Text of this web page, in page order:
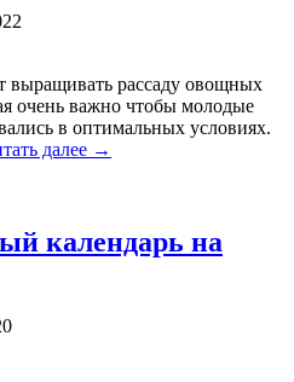
выращивать рассаду овощных
очень важно чтобы молодые
в оптимальных условиях.
далее →
календарь на